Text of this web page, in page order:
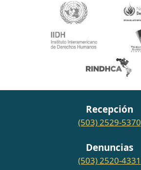
Recepción
(503) 2529-5370
Denuncias
(503) 2520-4331